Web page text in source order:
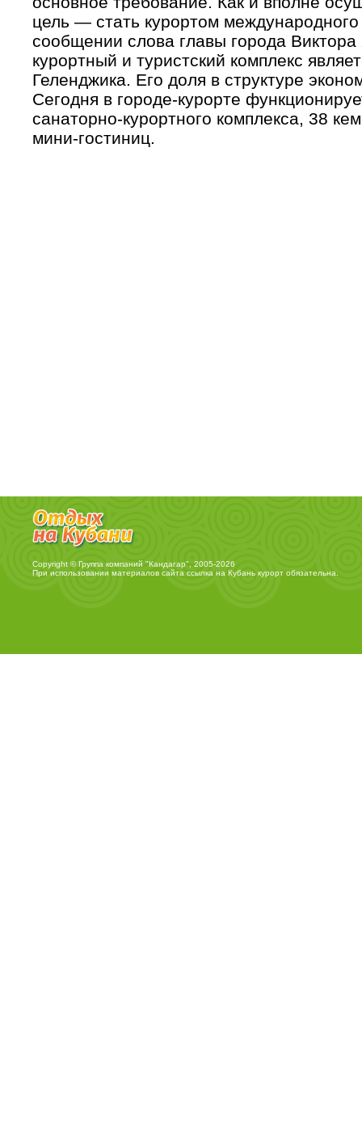
цель — стать курортом
сообщении слова главы города
курортный и туристский комплекс
Геленджика. Его доля в структуре
Сегодня в городе-курорте
санаторно-курортного комплекса, 38
мини-гостиниц.
Copyright © Группа компаний "Кандагар", 2005-2026
При использовании материалов сайта ссылка на Кубань курортобязательна.